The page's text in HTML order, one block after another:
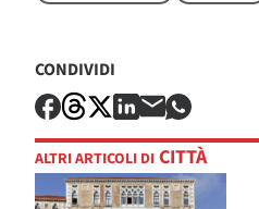
CONDIVIDI
ALTRI ARTICOLI DI CITTÀ